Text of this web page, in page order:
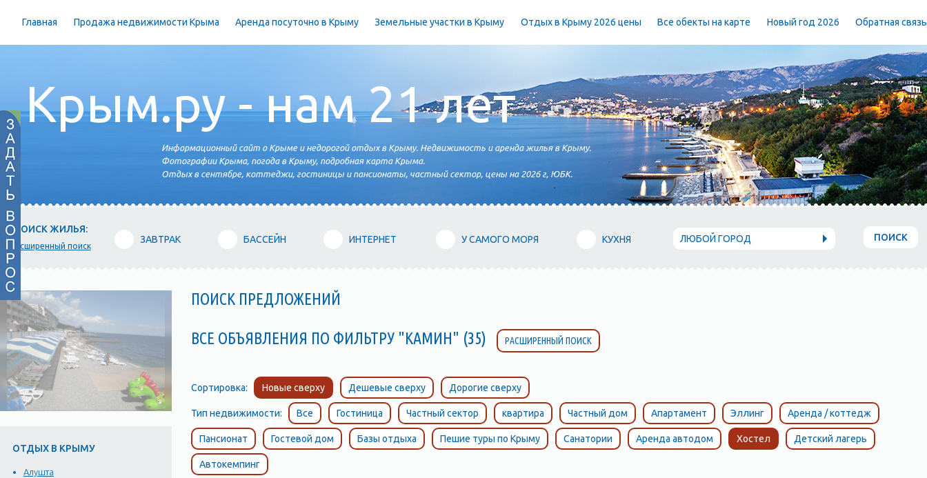
Главная Продажа недвижимости Крыма Аренда посуточно в Крыму Земельные участки в Крыму Отдых в Крыму 2026 цены Все обекты на карте Новый год 2026 Обратная связь
Крым.ру - нам 21 лет
Информационный сайт о Крыме и недорогой отдых в Крыму. Недвижимость и аренда жилья в Крыму.
Фотографии Крыма, погода в Крыму, подробная карта Крыма.
Отдых в сентябре, коттеджи, гостиницы и пансионаты, частный сектор, цены на 2026 г, ЮБК.
ПОИСК ЖИЛЬЯ:
расширенный поиск
ЗАВТРАК БАССЕЙН ИНТЕРНЕТ У САМОГО МОРЯ КУХНЯ ЛЮБОЙ ГОРОД ПОИСК
ОТДЫХ В КРЫМУ
Алушта
ПОИСК ПРЕДЛОЖЕНИЙ
ВСЕ ОБЪЯВЛЕНИЯ ПО ФИЛЬТРУ "КАМИН" (35) РАСШИРЕННЫЙ ПОИСК
Сортировка: Новые сверху Дешевые сверху Дорогие сверху
Тип недвижимости: Все Гостиница Частный сектор квартира Частный дом Апартамент Эллинг Аренда / коттедж
Пансионат Гостевой дом Базы отдыха Пешие туры по Крыму Санатории Аренда автодом Хостел Детский лагерь
Автокемпинг